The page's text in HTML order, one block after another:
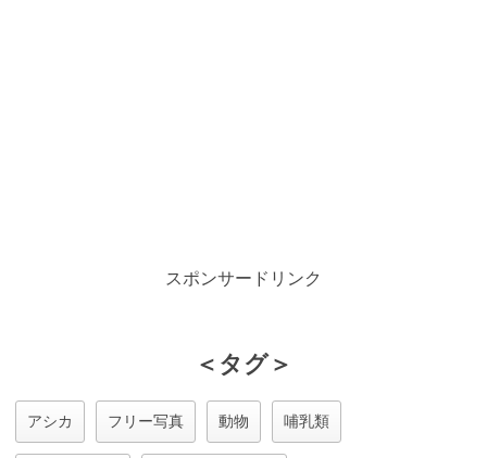
スポンサードリンク
＜タグ＞
アシカ フリー写真 動物 哺乳類